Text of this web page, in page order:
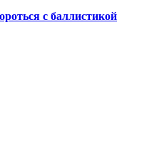
с баллистикой